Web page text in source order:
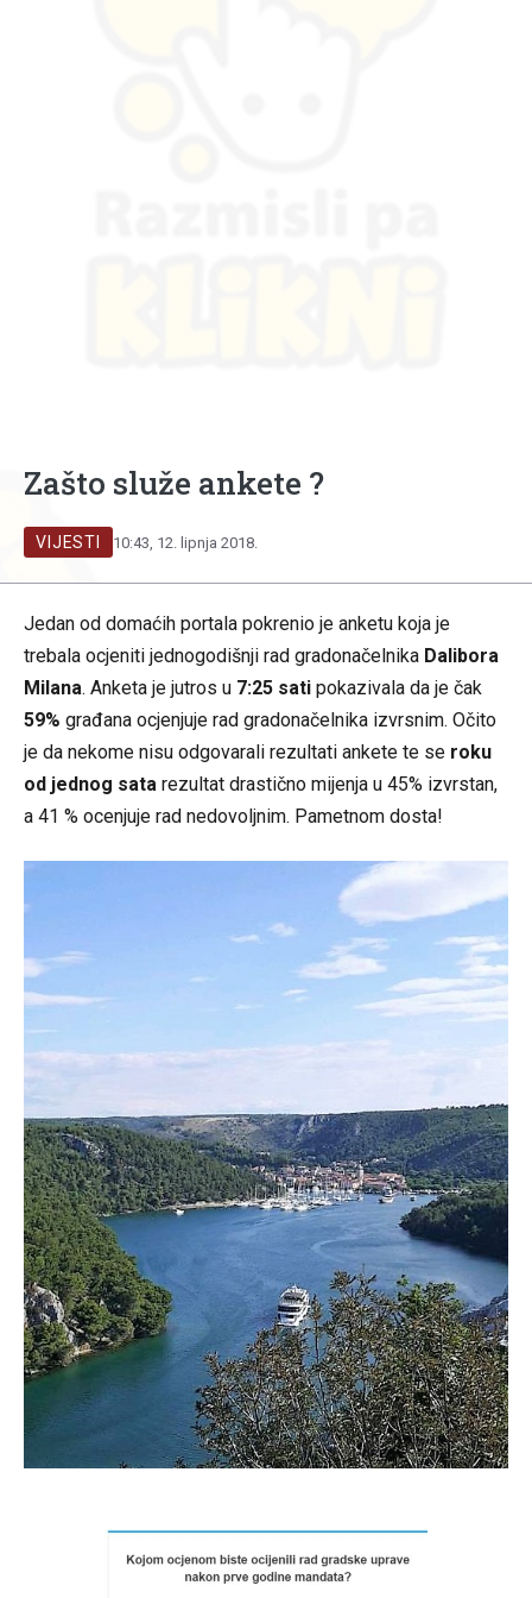
Zašto služe ankete ?
VIJESTI 10:43, 12. lipnja 2018.
Jedan od domaćih portala pokrenio je anketu koja je
trebala ocjeniti jednogodišnji rad gradonačelnika Dalibora
Milana. Anketa je jutros u 7:25 sati pokazivala da je čak
59% građana ocjenjuje rad gradonačelnika izvrsnim. Očito
je da nekome nisu odgovarali rezultati ankete te se roku
od jednog sata rezultat drastično mijenja u 45% izvrstan,
a 41 % ocenjuje rad nedovoljnim. Pametnom dosta!